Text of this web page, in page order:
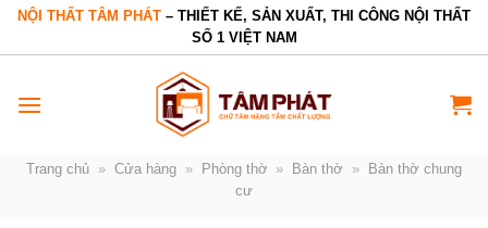
Bỏ
dung
NỘI THẤT TÂM PHÁT – THIẾT KẾ, SẢN XUẤT, THI CÔNG NỘI THẤT
SỐ 1 VIỆT NAM
Trang chủ » Cửa hàng » Phòng thờ » Bàn thờ »
Bàn thờ chung
cư